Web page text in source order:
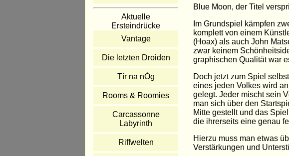
Aktuelle
Ersteindrücke
Vantage
Die letzten Droiden
Tír na nÓg
Rooms & Roomies
Carcassonne
Labyrinth
Riffwelten
Blue Moon, der Titel
Im Grundspiel kämpfen
komplett von einem
(Hoax) als auch John
zwar keinem
graphischen Qualität war
Doch jetzt zum Spiel
eines jeden Volkes wird
gelegt. Jeder mischt sein
man sich über den
Mitte gestellt und das
die ihrerseits eine genau
Hierzu muss man etwas
Verstärkungen und